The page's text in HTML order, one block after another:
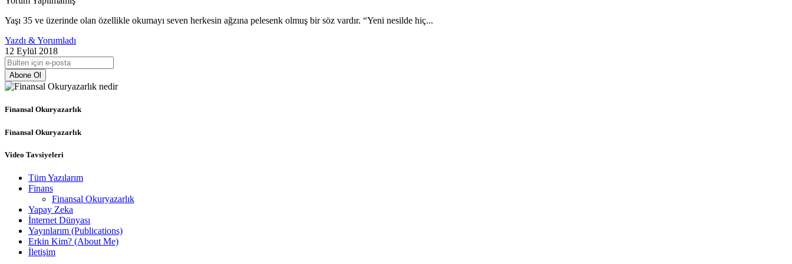
Yaşı 35 ve üzerinde olan özellikle okumayı seven herkesin ağzına pelesenk olmuş bir söz vardır. “Yeni nesilde hiç...
Yazdı & Yorumladı
12 Eylül 2018
Abone Ol
Finansal Okuryazarlık
Finansal Okuryazarlık
Video Tavsiyeleri
Tüm Yazılarım
Finans
Finansal Okuryazarlık
Yapay Zeka
İnternet Dünyası
Yayınlarım (Publications)
Erkin Kim? (About Me)
İletişim